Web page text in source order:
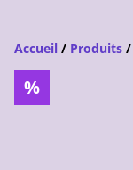
Accueil / Produits /
%